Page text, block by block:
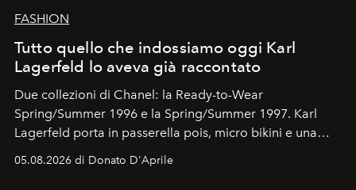
FASHION
Tutto quello che indossiamo oggi Karl
Lagerfeld lo aveva già raccontato
Due collezioni di Chanel: la Ready-to-Wear
Spring/Summer 1996 e la Spring/Summer 1997. Karl
Lagerfeld porta in passerella pois, micro bikini e una
Kate, Claudia e Carla una dietro l'altra. Trent'anni dopo,
05.08.2026 di Donato D'Aprile